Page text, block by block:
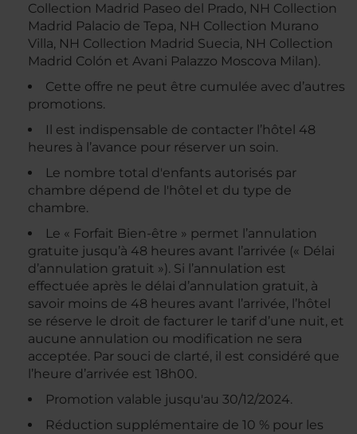
Collection Madrid Paseo del Prado, NH Collection
Madrid Palacio de Tepa, NH Collection Murano
Villa, NH Collection Madrid Suecia, NH Collection
Madrid Colón et Avani Palazzo Moscova Milan).
Cette offre ne peut être cumulée avec d’autres
promotions.
Il est indispensable de contacter l’hôtel 48
heures à l’avance pour réserver un soin.
Le nombre total d'enfants autorisés par
chambre dépend de l'hôtel et du type de
chambre.
Le « Forfait Bien-être » permet l’annulation
gratuite jusqu’à 48 heures avant l’arrivée (« Délai
d’annulation gratuit »). Si l’annulation est
effectuée après le délai d’annulation gratuit, à
savoir moins de 48 heures avant l’arrivée, l’hôtel
se réserve le droit de facturer le tarif d’une nuit, et
aucune annulation ou modification ne sera
acceptée. Par souci de clarté, il est considéré que
l’heure d’arrivée est 18h00.
Promotion valable jusqu'au 30/12/2024.
Réduction supplémentaire de 10 % pour les